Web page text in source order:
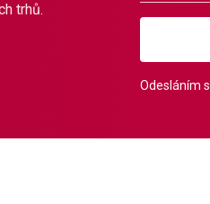
trhů.
Odesláním